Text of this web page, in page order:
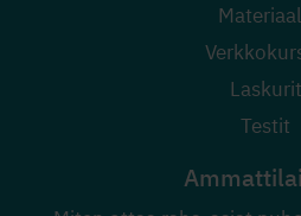
Laskurit
Testit